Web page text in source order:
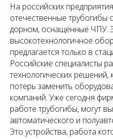
На российских
отечественные трубогибы
дорном, оснащенные ЧПУ.
высокотехнологичное
предлагается только в
Российские специалисты
технологических решений,
потерь заменить
компаний. Уже сегодня
работе трубогибы, могут
автоматического и
Это устройства, работа